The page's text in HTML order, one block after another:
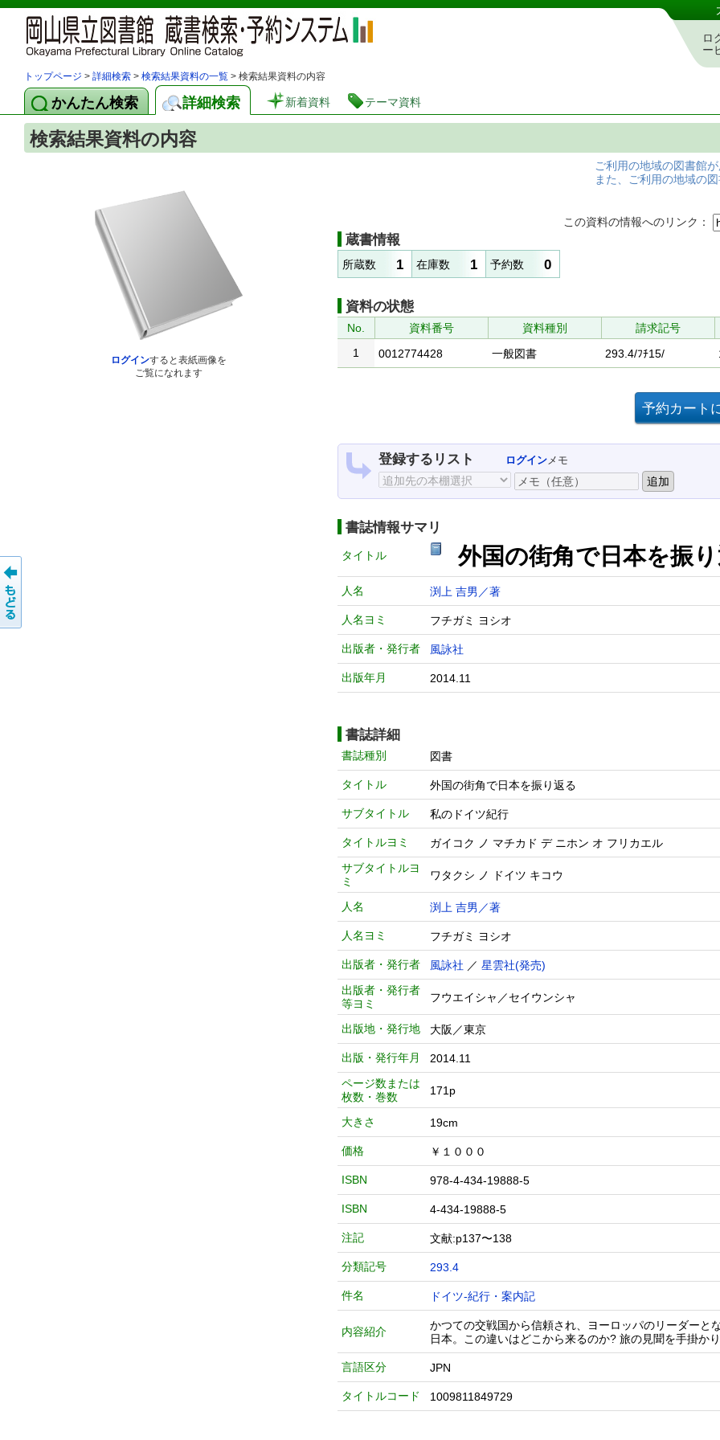
岡山県立図書館 蔵書検索・予約システム
ロ
ー
トップページ > 詳細検索 > 検索結果資料の一覧 > 検索結果資料の内容
かんたん検索 詳細検索 新着資料 テーマ資料
検索結果資料の内容
ログインすると表紙画像を
ご覧になれます
ご利用の地域の図書館
また、ご利用の地域の
この資料の情報へのリンク：
蔵書情報
所蔵数 1 在庫数 1 予約数 0
資料の状態
No. 資料番号 資料種別
請求記号
1
0012774428 一般図書 293.4/ﾌﾁ15/
登録するリスト ログインメモ
書誌情報サマリ
タイトル 外国の街角で日本を振
人名 渕上 吉男／著
人名ヨミ フチガミ ヨシオ
出版者・発行者 風詠社
出版年月 2014.11
書誌詳細
書誌種別 図書
タイトル 外国の街角で日本を振り返る
サブタイトル 私のドイツ紀行
タイトルヨミ
ガイコク ノ マチカド デ ニホン オ フリカエル
サブタイトルヨ
ミ
ワタクシ ノ ドイツ キコウ
人名 渕上 吉男／著
人名ヨミ フチガミ ヨシオ
出版者・発行者 風詠社 ／ 星雲社(発売)
出版者・発行者
等ヨミ
フウエイシャ／セイウンシャ
出版地・発行地 大阪／東京
出版・発行年月
2014.11
ページ数または
枚数・巻数
171p
大きさ 19cm
価格 ￥１０００
ISBN 978-4-434-19888-5
ISBN 4-434-19888-5
注記 文献:p137〜138
分類記号 293.4
件名 ドイツ-紀行・案内記
内容紹介
かつての交戦国から信頼され、ヨーロッパのリーダーと
日本。この違いはどこから来るのか? 旅の見聞を手掛か
言語区分 JPN
タイトルコード 1009811849729